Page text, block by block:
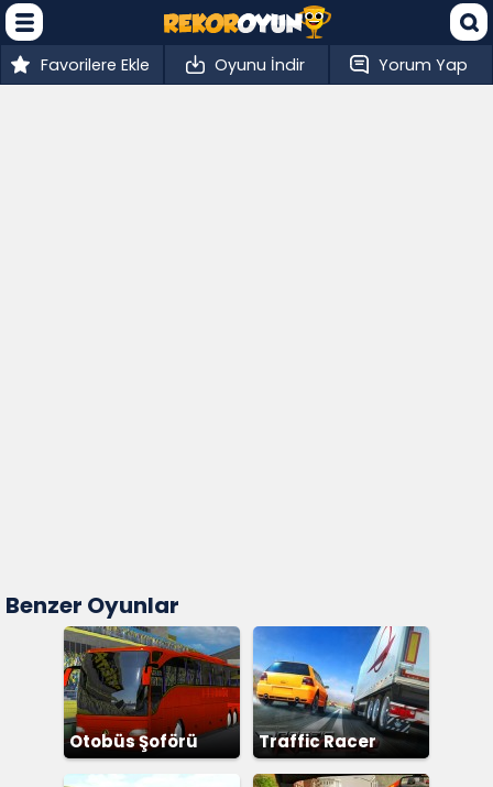
Favorilere Ekle Oyunu İndir Yorum Yap
Benzer Oyunlar
Otobüs Şoförü
Simülatör
Traffic Racer